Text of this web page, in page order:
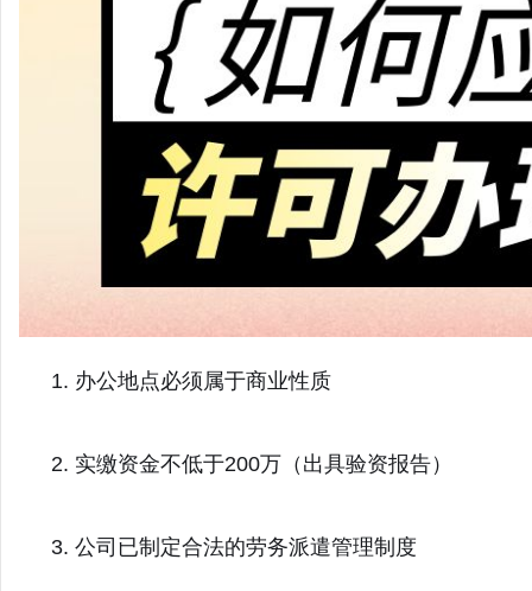
1. 办公地点必须属于商业性质
2. 实缴资金不低于200万（出具验资报告）
3. 公司已制定合法的劳务派遣管理制度